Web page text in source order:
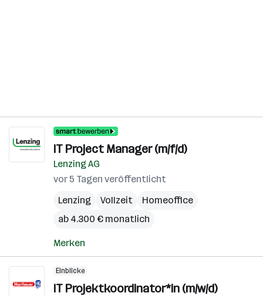
IT Project Manager (m/f/d)
Lenzing AG
vor 5 Tagen veröffentlicht
Lenzing
Vollzeit
Homeoffice
ab 4.300 € monatlich
Merken
Einblicke
IT Projektkoordinator*in (m/w/d)